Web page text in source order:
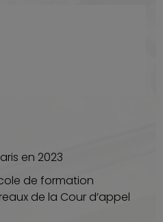
en 2023
de formation
de la Cour d’appel